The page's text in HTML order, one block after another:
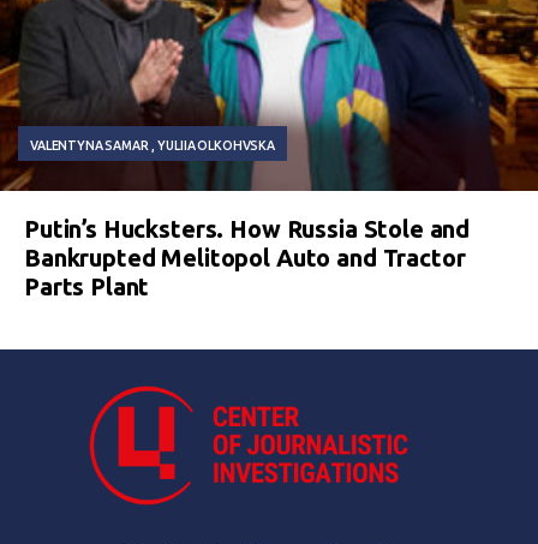
VALENTYNA SAMAR YULIIA OLKOHVSKA
Putin’s Hucksters. How Russia Stole and
Bankrupted Melitopol Auto and Tractor
Parts Plant